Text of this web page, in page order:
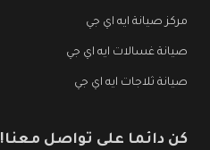
مركز صيانة ايه اي جي
صيانة غسالات ايه اي جي
صيانة ثلاجات ايه اي جي
كن دائما على تواصل معنا!